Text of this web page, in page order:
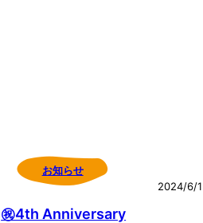
お知らせ
2024/6/1
㊗4th Anniversary